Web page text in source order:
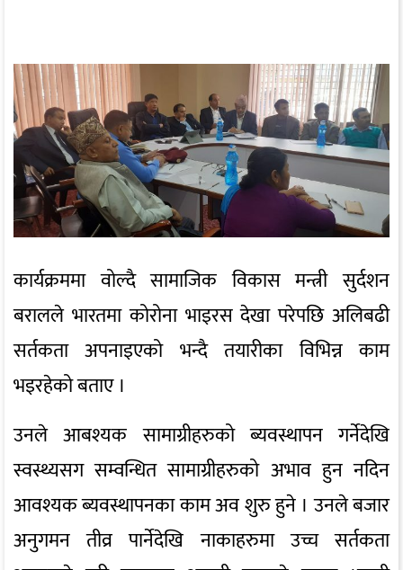
कार्यक्रममा वोल्दै सामाजिक विकास मन्त्री सुर्दशन
बरालले भारतमा कोरोना भाइरस देखा परेपछि अलिबढी
सर्तकता अपनाइएको भन्दै तयारीका विभिन्न काम
भइरहेको बताए ।
उनले आबश्यक सामाग्रीहरुको ब्यवस्थापन गर्नेदेखि
स्वस्थ्यसग सम्वन्धित सामाग्रीहरुको अभाव हुन नदिन
आवश्यक ब्यवस्थापनका काम अव शुरु हुने । उनले बजार
अनुगमन तीव्र पार्नेदेखि नाकाहरुमा उच्च सर्तकता